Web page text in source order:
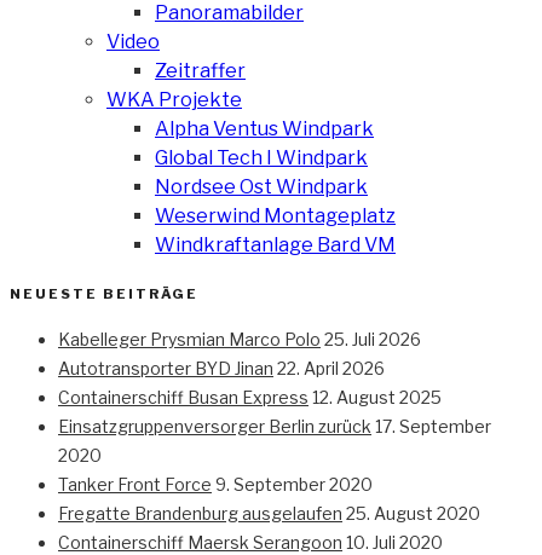
Panoramabilder
Video
Zeitraffer
WKA Projekte
Alpha Ventus Windpark
Global Tech I Windpark
Nordsee Ost Windpark
Weserwind Montageplatz
Windkraftanlage Bard VM
NEUESTE BEITRÄGE
Kabelleger Prysmian Marco Polo 25. Juli 2026
Autotransporter BYD Jinan 22. April 2026
Containerschiff Busan Express 12. August 2025
Einsatzgruppenversorger Berlin zurück 17. September
2020
Tanker Front Force 9. September 2020
Fregatte Brandenburg ausgelaufen 25. August 2020
Containerschiff Maersk Serangoon 10. Juli 2020